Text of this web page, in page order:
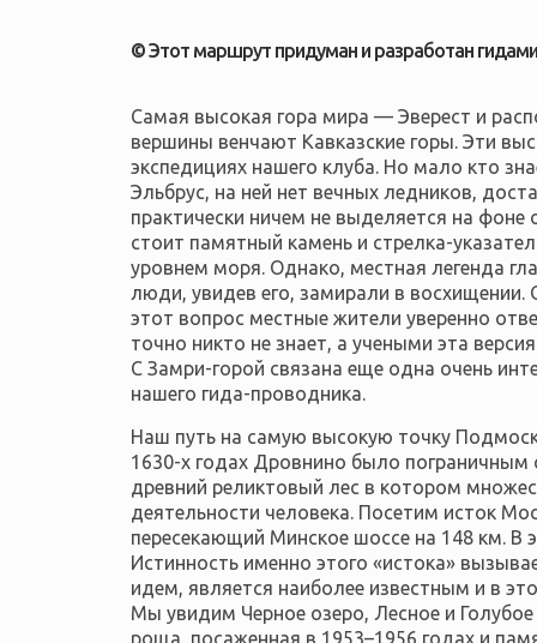
© Этот маршрут придуман и разработан
Самая высокая гора мира — Эверест и
вершины венчают Кавказские горы. Эти
экспедициях нашего клуба. Но мало кто
Эльбрус, на ней нет вечных ледников,
практически ничем не выделяется на
стоит памятный камень и стрелка-
уровнем моря. Однако, местная легенда
люди, увидев его, замирали в восхищении.
этот вопрос местные жители уверенно
точно никто не знает, а учеными эта
С Замри-горой связана еще одна очень
нашего гида-проводника.
Наш путь на самую высокую точку
1630-х годах Дровнино было пограничным
древний реликтовый лес в котором
деятельности человека. Посетим исток
пересекающий Минское шоссе на 148 км. В
Истинность именно этого «истока»
идем, является наиболее известным и в
Мы увидим Черное озеро, Лесное и
роща, посаженная в 1953–1956 годах и